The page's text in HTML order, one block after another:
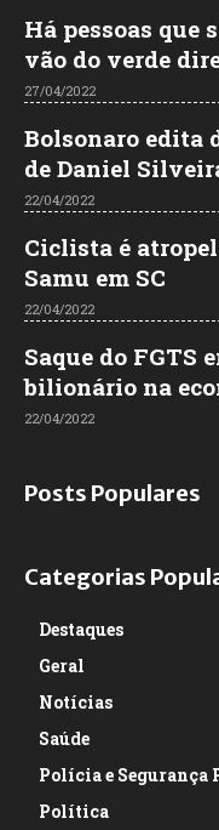
Há pessoas que
vão do verde
27/04/2022
Bolsonaro edita
de Daniel
22/04/2022
Ciclista é
Samu em SC
22/04/2022
Saque do FGTS
bilionário na
22/04/2022
Posts Populares
Categorias
Destaques
Geral
Notícias
Saúde
Polícia e Segurança
Política